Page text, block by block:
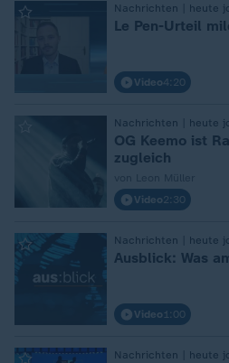
Nachrichten | heute
Le Pen-Urteil
Video4:20
Nachrichten | heute
OG Keemo ist
zugleich
Video2:30
Nachrichten | heute
Ausblick: Was
Video 1:00
Nachrichten | heute
: